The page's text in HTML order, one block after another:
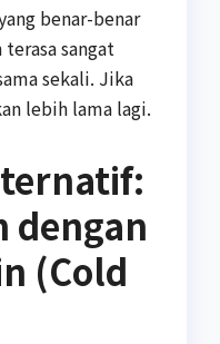
benar-benar
sangat
sekali. Jika
lebih lama lagi.
dengan
(Cold